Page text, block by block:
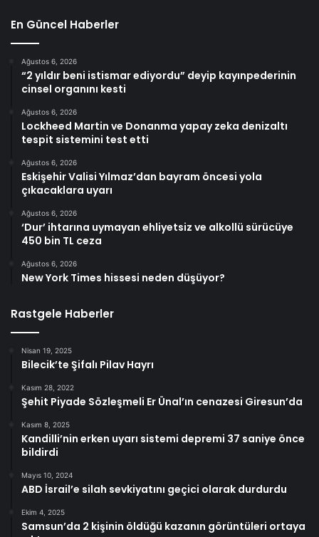
En Güncel Haberler
Ağustos 6, 2026
“2 yıldır beni istismar ediyordu” deyip kayınpederinin
cinsel organını kesti
Ağustos 6, 2026
Lockheed Martin ve Donanma yapay zeka denizaltı
tespit sistemini test etti
Ağustos 6, 2026
Eskişehir Valisi Yılmaz’dan bayram öncesi yola
çıkacaklara uyarı
Ağustos 6, 2026
‘Dur’ ihtarına uymayan ehliyetsiz ve alkollü sürücüye
450 bin TL ceza
Ağustos 6, 2026
New York Times hissesi neden düşüyor?
Rastgele Haberler
Nisan 19, 2025
Bilecik’te Şifalı Pilav Hayrı
Kasım 28, 2022
Şehit Piyade Sözleşmeli Er Ünal’ın cenazesi Giresun’da
Kasım 8, 2025
Kandilli’nin erken uyarı sistemi depremi 37 saniye önce
bildirdi
Mayıs 10, 2024
ABD İsrail’e silah sevkiyatını geçici olarak durdurdu
Ekim 4, 2025
Samsun’da 2 kişinin öldüğü kazanın görüntüleri ortaya